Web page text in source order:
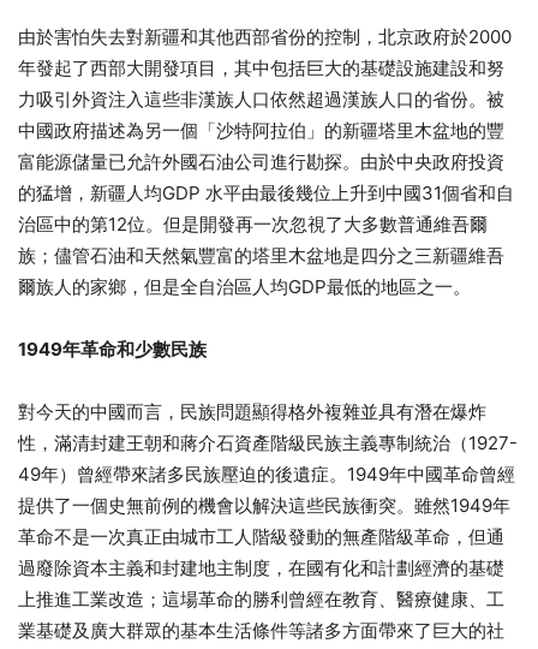
由於害怕失去對新疆和其他西部省份的控制，北京政府於2000
年發起了西部大開發項目，其中包括巨大的基礎設施建設和努
力吸引外資注入這些非漢族人口依然超過漢族人口的省份。被
中國政府描述為另一個「沙特阿拉伯」的新疆塔里木盆地的豐
富能源儲量已允許外國石油公司進行勘探。由於中央政府投資
的猛增，新疆人均GDP 水平由最後幾位上升到中國31個省和自
治區中的第12位。但是開發再一次忽視了大多數普通維吾爾
族；儘管石油和天然氣豐富的塔里木盆地是四分之三新疆維吾
爾族人的家鄉，但是全自治區人均GDP最低的地區之一。
1949年革命和少數民族
對今天的中國而言，民族問題顯得格外複雜並具有潛在爆炸
性，滿清封建王朝和蔣介石資產階級民族主義專制統治（1927-
49年）曾經帶來諸多民族壓迫的後遺症。1949年中國革命曾經
提供了一個史無前例的機會以解決這些民族衝突。雖然1949年
革命不是一次真正由城市工人階級發動的無產階級革命，但通
過廢除資本主義和封建地主制度，在國有化和計劃經濟的基礎
上推進工業改造；這場革命的勝利曾經在教育、醫療健康、工
業基礎及廣大群眾的基本生活條件等諸多方面帶來了巨大的社